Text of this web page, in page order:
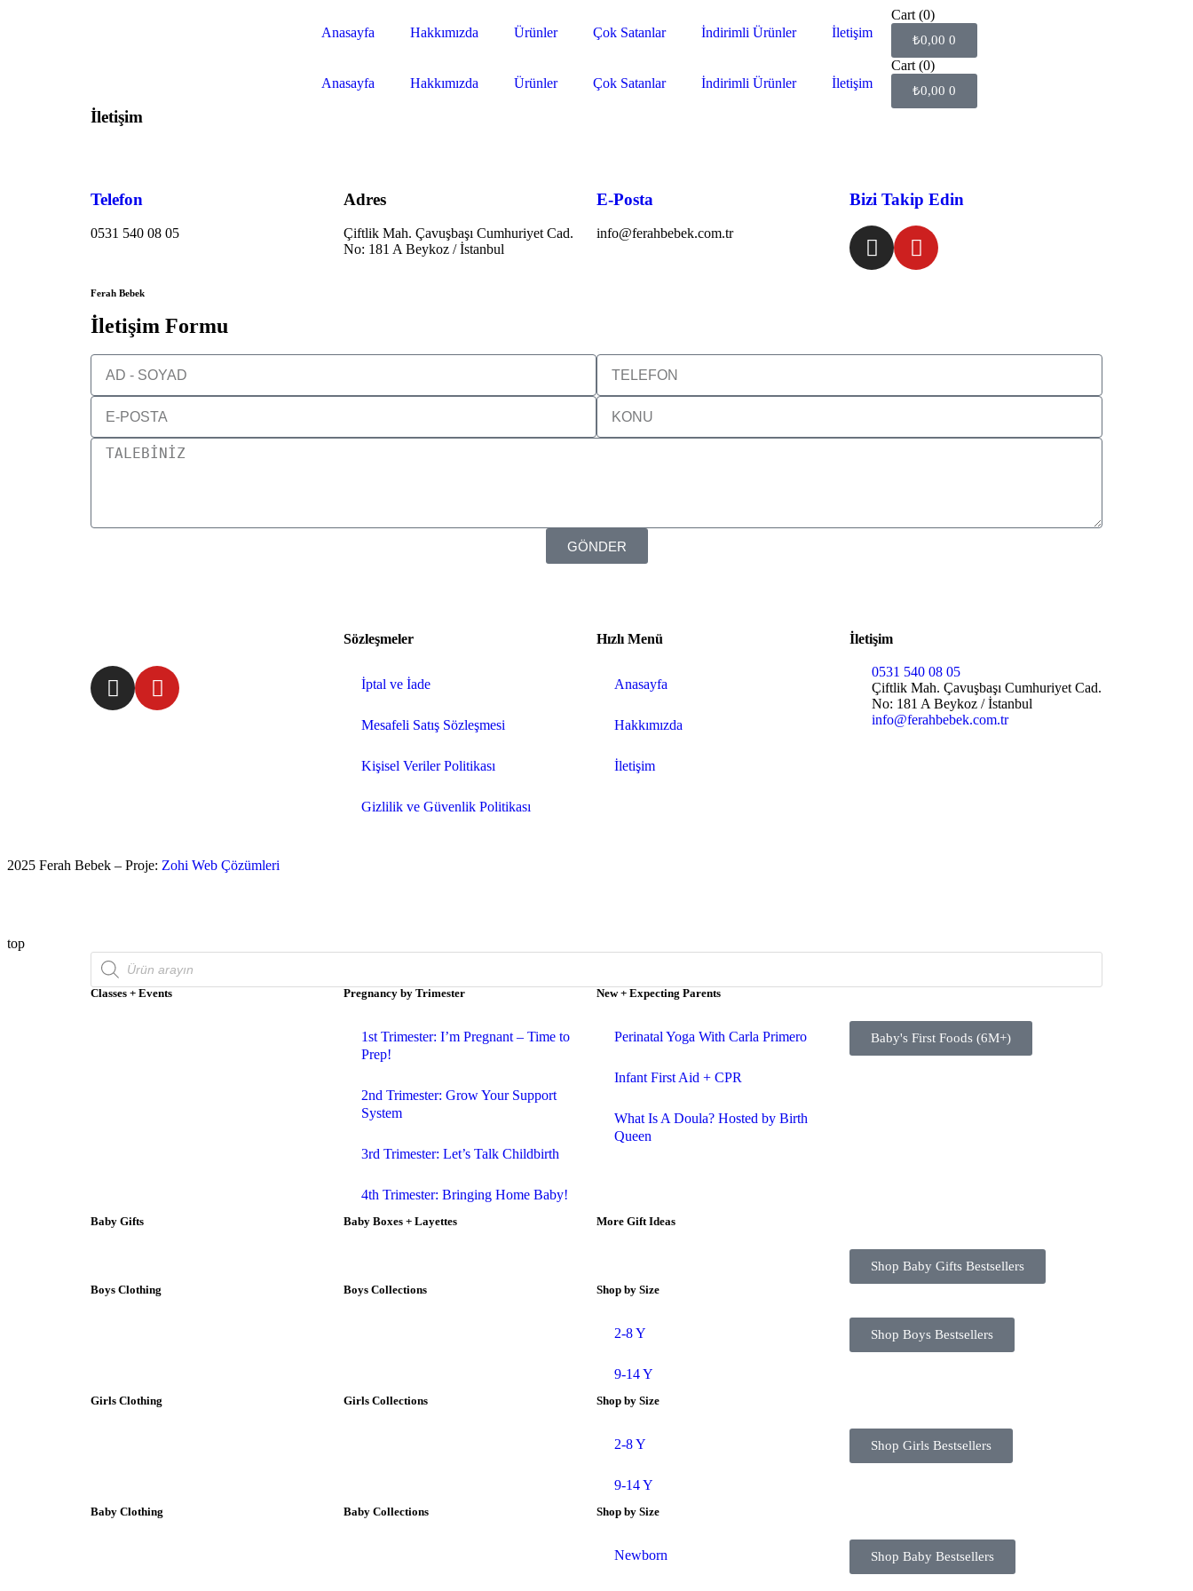
Anasayfa Hakkımızda Ürünler Çok Satanlar İndirimli Ürünler İletişim
Cart (0)
₺0,00 0
Anasayfa Hakkımızda Ürünler Çok Satanlar İndirimli Ürünler İletişim
Cart (0)
₺0,00 0
İletişim
Telefon
0531 540 08 05
Adres
Çiftlik Mah. Çavuşbaşı Cumhuriyet Cad.
No: 181 A Beykoz / İstanbul
E-Posta
info@ferahbebek.com.tr
Bizi Takip Edin
Ferah Bebek
İletişim Formu
GÖNDER
Sözleşmeler
İptal ve İade
Mesafeli Satış Sözleşmesi
Kişisel Veriler Politikası
Gizlilik ve Güvenlik Politikası
Hızlı Menü
Anasayfa
Hakkımızda
İletişim
İletişim
0531 540 08 05
Çiftlik Mah. Çavuşbaşı Cumhuriyet Cad.
No: 181 A Beykoz / İstanbul
info@ferahbebek.com.tr
2025 Ferah Bebek – Proje: Zohi Web Çözümleri
top
Classes + Events Pregnancy by Trimester
1st Trimester: I’m Pregnant – Time to
Prep!
2nd Trimester: Grow Your Support
System
3rd Trimester: Let’s Talk Childbirth
4th Trimester: Bringing Home Baby!
New + Expecting Parents
Perinatal Yoga With Carla Primero
Infant First Aid + CPR
What Is A Doula? Hosted by Birth
Queen
Baby's First Foods (6M+)
Baby Gifts Baby Boxes + Layettes More Gift Ideas
Shop Baby Gifts Bestsellers
Boys Clothing Boys Collections Shop by Size
2-8 Y
9-14 Y
Shop Boys Bestsellers
Girls Clothing Girls Collections Shop by Size
2-8 Y
9-14 Y
Shop Girls Bestsellers
Baby Clothing Baby Collections Shop by Size
Newborn Shop Baby Bestsellers